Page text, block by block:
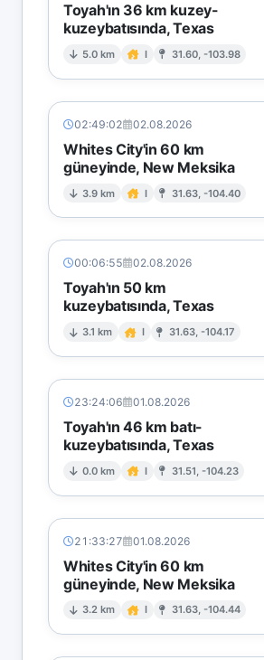
Toyah'ın 36 km kuzey-
kuzeybatısında, Texas
5.0 km I 31.60, -103.98
02:49:02 02.08.2026
Whites City'in 60 km
güneyinde, New Meksika
3.9 km I 31.63, -104.40
00:06:55 02.08.2026
Toyah'ın 50 km
kuzeybatısında, Texas
3.1 km I 31.63, -104.17
23:24:06 01.08.2026
Toyah'ın 46 km batı-
kuzeybatısında, Texas
0.0 km I 31.51, -104.23
21:33:27 01.08.2026
Whites City'in 60 km
güneyinde, New Meksika
3.2 km I 31.63, -104.44